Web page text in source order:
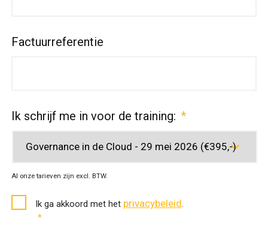
Factuurreferentie
Ik schrijf me in voor de training: *
Al onze tarieven zijn excl. BTW.
Toestemming
privacybeleid
Ik ga akkoord met het privacybeleid.
*